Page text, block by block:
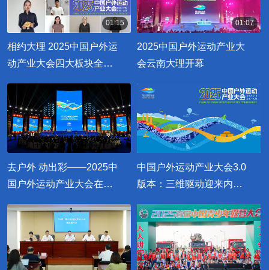
01:15
相约大理 2025中国户外运
动产业大会四大板块全面
01:07
2025中国户外运动产业大
会云南大理开幕
去户外 动出彩——2025中
国户外运动产业大会在云
中国户外运动产业大会3.0
版本：三维驱动迎来内核